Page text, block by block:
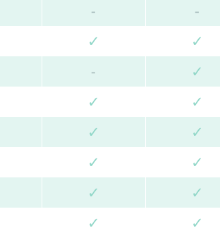
- -
✓ ✓
- ✓
✓ ✓
✓ ✓
✓ ✓
✓ ✓
✓ ✓